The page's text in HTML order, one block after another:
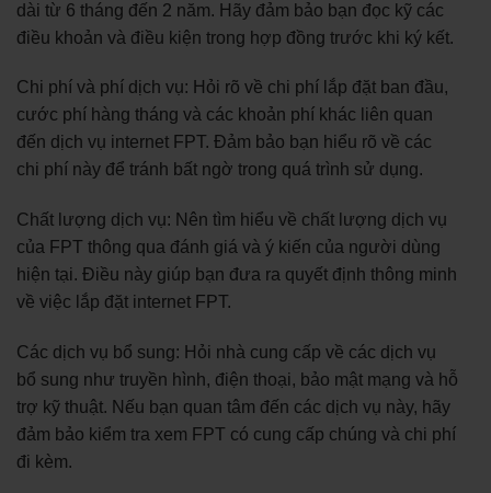
dài từ 6 tháng đến 2 năm. Hãy đảm bảo bạn đọc kỹ các
điều khoản và điều kiện trong hợp đồng trước khi ký kết.
Chi phí và phí dịch vụ: Hỏi rõ về chi phí lắp đặt ban đầu,
cước phí hàng tháng và các khoản phí khác liên quan
đến dịch vụ internet FPT. Đảm bảo bạn hiểu rõ về các
chi phí này để tránh bất ngờ trong quá trình sử dụng.
Chất lượng dịch vụ: Nên tìm hiểu về chất lượng dịch vụ
của FPT thông qua đánh giá và ý kiến của người dùng
hiện tại. Điều này giúp bạn đưa ra quyết định thông minh
về việc lắp đặt internet FPT.
Các dịch vụ bổ sung: Hỏi nhà cung cấp về các dịch vụ
bổ sung như truyền hình, điện thoại, bảo mật mạng và hỗ
trợ kỹ thuật. Nếu bạn quan tâm đến các dịch vụ này, hãy
đảm bảo kiểm tra xem FPT có cung cấp chúng và chi phí
đi kèm.